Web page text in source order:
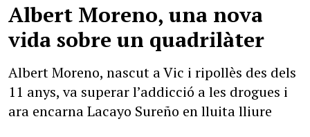
Albert Moreno, una nova
vida sobre un quadrilàter
Albert Moreno, nascut a Vic i ripollès des dels
11 anys, va superar l’addicció a les drogues i
ara encarna Lacayo Sureño en lluita lliure